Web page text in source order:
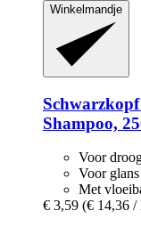
Winkelmandje
Schwarzkopf
Shampoo,
Voor
Voor
Met
€ 3,59 (€ 14,36 /